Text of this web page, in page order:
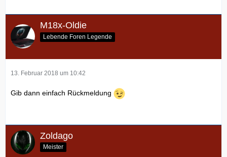
M18x-Oldie
Lebende Foren Legende
13. Februar 2018 um 10:42
Gib dann einfach Rückmeldung
Zoldago
Meister